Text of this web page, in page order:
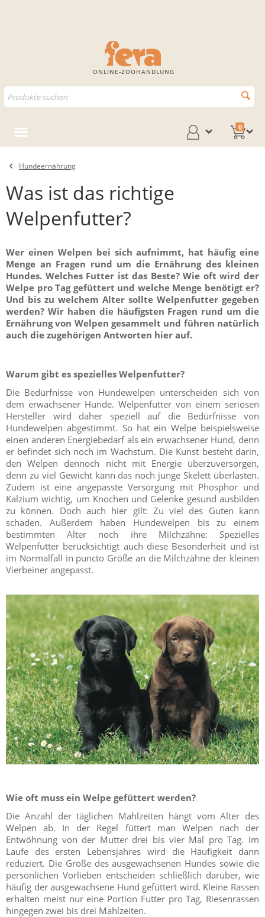
ONLINE-ZOOHANDLUNG
0
Hundeernährung
Was ist das richtige
Welpenfutter?
Wer einen Welpen bei sich aufnimmt, hat häufig eine
Menge an Fragen rund um die Ernährung des kleinen
Hundes. Welches Futter ist das Beste? Wie oft wird der
Welpe pro Tag gefüttert und welche Menge benötigt er?
Und bis zu welchem Alter sollte Welpenfutter gegeben
werden? Wir haben die häufigsten Fragen rund um die
Ernährung von Welpen gesammelt und führen natürlich
auch die zugehörigen Antworten hier auf.
Warum gibt es spezielles Welpenfutter?
Die Bedürfnisse von Hundewelpen unterscheiden sich von
dem erwachsener Hunde. Welpenfutter von einem seriösen
Hersteller wird daher speziell auf die Bedürfnisse von
Hundewelpen abgestimmt. So hat ein Welpe beispielsweise
einen anderen Energiebedarf als ein erwachsener Hund, denn
er befindet sich noch im Wachstum. Die Kunst besteht darin,
den Welpen dennoch nicht mit Energie überzuversorgen,
denn zu viel Gewicht kann das noch junge Skelett überlasten.
Zudem ist eine angepasste Versorgung mit Phosphor und
Kalzium wichtig, um Knochen und Gelenke gesund ausbilden
zu können. Doch auch hier gilt: Zu viel des Guten kann
schaden. Außerdem haben Hundewelpen bis zu einem
bestimmten Alter noch ihre Milchzähne: Spezielles
Welpenfutter berücksichtigt auch diese Besonderheit und ist
im Normalfall in puncto Größe an die Milchzähne der kleinen
Vierbeiner angepasst.
Wie oft muss ein Welpe gefüttert werden?
Die Anzahl der täglichen Mahlzeiten hängt vom Alter des
Welpen ab. In der Regel füttert man Welpen nach der
Entwöhnung von der Mutter drei bis vier Mal pro Tag. Im
Laufe des ersten Lebensjahres wird die Häufigkeit dann
reduziert. Die Größe des ausgewachsenen Hundes sowie die
persönlichen Vorlieben entscheiden schließlich darüber, wie
häufig der ausgewachsene Hund gefüttert wird. Kleine Rassen
erhalten meist nur eine Portion Futter pro Tag, Riesenrassen
hingegen zwei bis drei Mahlzeiten.